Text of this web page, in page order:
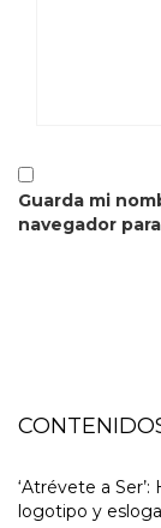
Guarda mi
navegador
‘Atrévete a
logotipo y